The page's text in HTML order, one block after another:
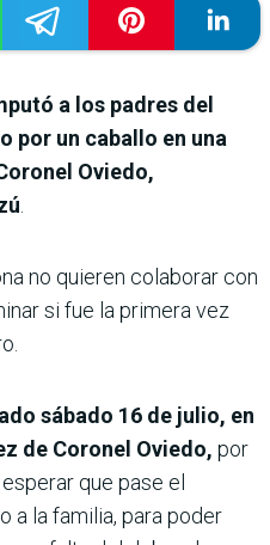
a los padres del
por un caballo en una
Oviedo,
.
no quieren colaborar con
si fue la primera vez
sábado 16 de julio, en
de Coronel Oviedo, por
que pase el
a la familia, para poder